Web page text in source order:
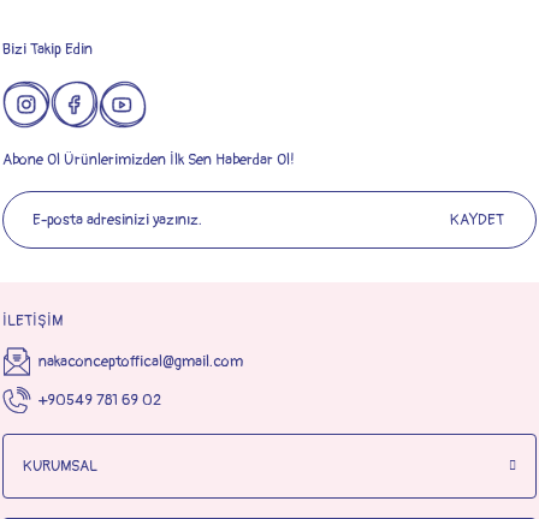
Bizi Takip Edin
Abone Ol Ürünlerimizden İlk Sen Haberdar Ol!
KAYDET
İLETİŞİM
nakaconceptoffical@gmail.com
+90549 781 69 02
KURUMSAL